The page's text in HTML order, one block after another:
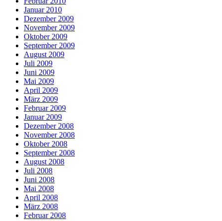
Januar 2010
Dezember 2009
November 2009
Oktober 2009
September 2009
August 2009
Juli 2009
Juni 2009
Mai 2009
April 2009
März 2009
Februar 2009
Januar 2009
Dezember 2008
November 2008
Oktober 2008
September 2008
August 2008
Juli 2008
Juni 2008
Mai 2008
April 2008
März 2008
Februar 2008